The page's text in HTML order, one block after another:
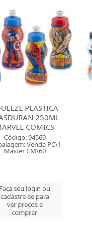
SQUEEZE PLASTICA
PLASDURAN 250ML
MICKEY MOUSE
Código: 85608
Embalagem: Venda PC\1
Master PC\1
Faça seu login ou
cadastre-se para
ver preços e
comprar